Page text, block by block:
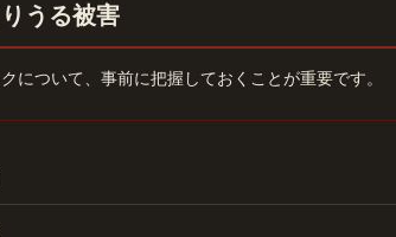
うる被害
について、事前に把握しておくことが重要です。